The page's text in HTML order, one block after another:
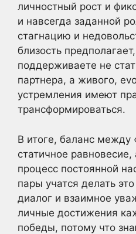
личностный рост и
и навсегда заданной
стагнацию и
близость
поддерживаете не
партнера, а живого,
устремления имеют
трансформироваться.
В итоге, баланс между
статичное
процесс постоянной
пары учатся делать
диалог и взаимное
личные достижения
победы, потому что